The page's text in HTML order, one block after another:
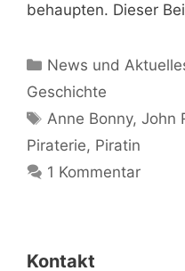
behaupten. Dieser
Kategorien
News und
Geschichte
Schlagwörter
Anne Bonny,John
Piraterie, Piratin
1 Kommentar
Kontakt